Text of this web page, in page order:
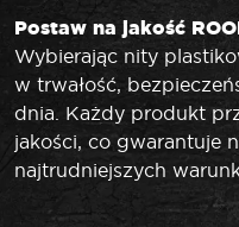
Postaw na jakość
Wybierając nity
w trwałość,
dnia. Każdy produkt
jakości, co gwarantuje
najtrudniejszych